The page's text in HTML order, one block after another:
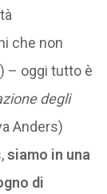
che non
– oggi tutto è
degli
Anders)
siamo in una
di